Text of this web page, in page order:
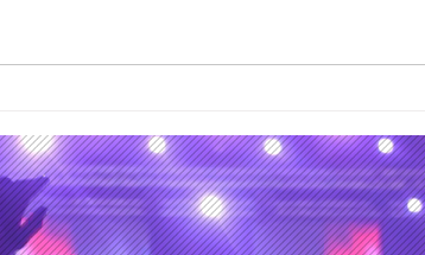
curso de colisión para
materializar su siguiente
álbum de estudio